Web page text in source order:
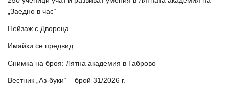
„Заедно в час“
Пейзаж с Двореца
Имайки се предвид
Снимка на броя: Лятна академия в Габрово
Вестник „Аз-буки“ – брой 31/2026 г.